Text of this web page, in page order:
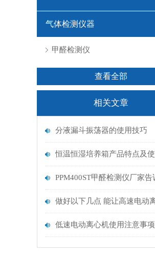
气体检测仪器
甲醛检测仪
查看全部
相关文章
分液漏斗振荡器的使用技巧
低速电动离心机使用注意事项